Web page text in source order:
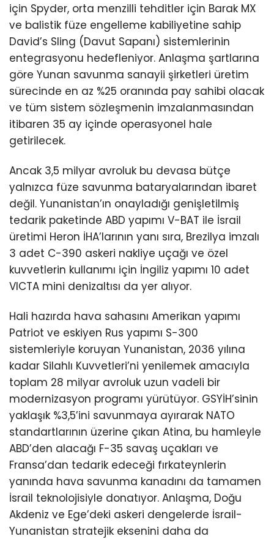
için Spyder, orta menzilli tehditler için Barak MX
ve balistik füze engelleme kabiliyetine sahip
David’s Sling (Davut Sapanı) sistemlerinin
entegrasyonu hedefleniyor. Anlaşma şartlarına
göre Yunan savunma sanayii şirketleri üretim
sürecinde en az %25 oranında pay sahibi olacak
ve tüm sistem sözleşmenin imzalanmasından
itibaren 35 ay içinde operasyonel hale
getirilecek.
Ancak 3,5 milyar avroluk bu devasa bütçe
yalnızca füze savunma bataryalarından ibaret
değil. Yunanistan’ın onayladığı genişletilmiş
tedarik paketinde ABD yapımı V-BAT ile İsrail
üretimi Heron İHA’larının yanı sıra, Brezilya imzalı
3 adet C-390 askeri nakliye uçağı ve özel
kuvvetlerin kullanımı için İngiliz yapımı 10 adet
VICTA mini denizaltısı da yer alıyor.
Hali hazırda hava sahasını Amerikan yapımı
Patriot ve eskiyen Rus yapımı S-300
sistemleriyle koruyan Yunanistan, 2036 yılına
kadar Silahlı Kuvvetleri’ni yenilemek amacıyla
toplam 28 milyar avroluk uzun vadeli bir
modernizasyon programı yürütüyor. GSYİH’sinin
yaklaşık %3,5’ini savunmaya ayırarak NATO
standartlarının üzerine çıkan Atina, bu hamleyle
ABD’den alacağı F-35 savaş uçakları ve
Fransa’dan tedarik edeceği fırkateynlerin
yanında hava savunma kanadını da tamamen
İsrail teknolojisiyle donatıyor. Anlaşma, Doğu
Akdeniz ve Ege’deki askeri dengelerde İsrail-
Yunanistan stratejik eksenini daha da